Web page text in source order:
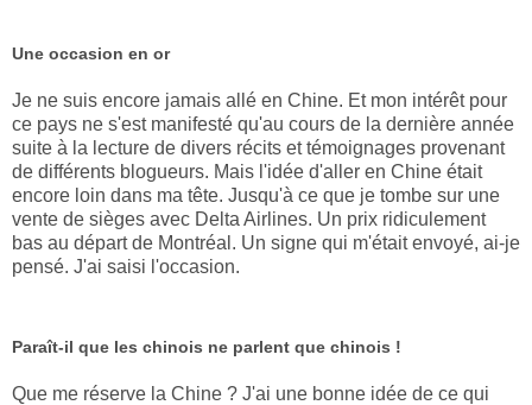
Une occasion en or
Je ne suis encore jamais allé en Chine. Et mon intérêt pour
ce pays ne s'est manifesté qu'au cours de la dernière année
suite à la lecture de divers récits et témoignages provenant
de différents blogueurs. Mais l'idée d'aller en Chine était
encore loin dans ma tête. Jusqu'à ce que je tombe sur une
vente de sièges avec Delta Airlines. Un prix ridiculement
bas au départ de Montréal. Un signe qui m'était envoyé, ai-je
pensé. J'ai saisi l'occasion.
Paraît-il que les chinois ne parlent que chinois !
Que me réserve la Chine ? J'ai une bonne idée de ce qui